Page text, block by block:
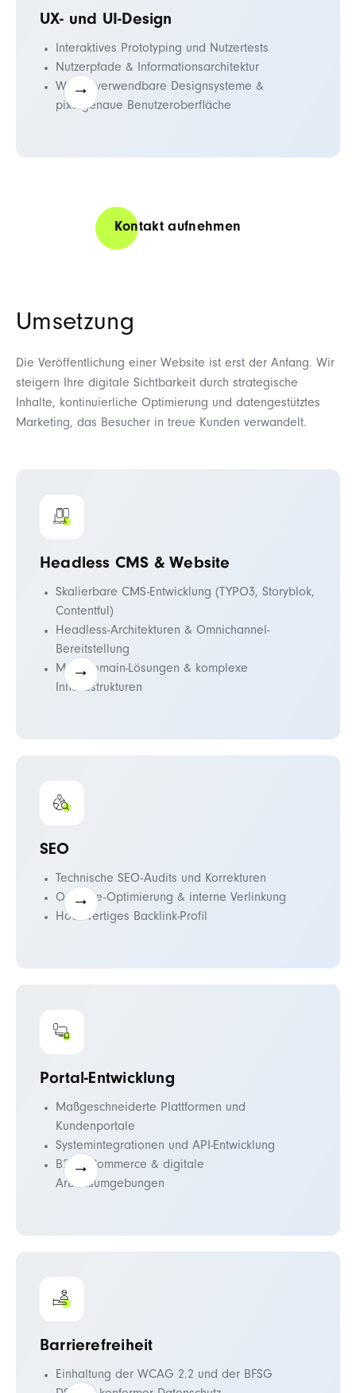
UX- und UI-Design
Interaktives Prototyping und Nutzertests
Nutzerpfade & Informationsarchitektur
Wiederverwendbare Designsysteme &
pixelgenaue Benutzeroberfläche
Kontakt aufnehmen
Umsetzung
Die Veröffentlichung einer Website ist erst der Anfang. Wir
steigern Ihre digitale Sichtbarkeit durch strategische
Inhalte, kontinuierliche Optimierung und datengestütztes
Marketing, das Besucher in treue Kunden verwandelt.
Headless CMS & Website
Skalierbare CMS-Entwicklung (TYPO3, Storyblok,
Contentful)
Headless-Architekturen & Omnichannel-
Bereitstellung
Multi-Domain-Lösungen & komplexe
Inhaltsstrukturen
SEO
Technische SEO-Audits und Korrekturen
On-Page-Optimierung & interne Verlinkung
Hochwertiges Backlink-Profil
Portal-Entwicklung
Maßgeschneiderte Plattformen und
Kundenportale
Systemintegrationen und API-Entwicklung
B2B-E-Commerce & digitale
Arbeitsumgebungen
Barrierefreiheit
Einhaltung der WCAG 2.2 und der BFSG